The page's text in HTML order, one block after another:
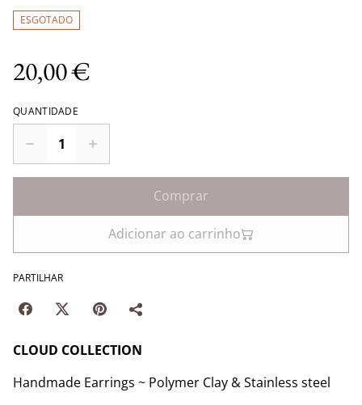
ESGOTADO
20,00 €
QUANTIDADE
Comprar
Adicionar ao carrinho
PARTILHAR
CLOUD COLLECTION
Handmade Earrings ~ Polymer Clay & Stainless steel